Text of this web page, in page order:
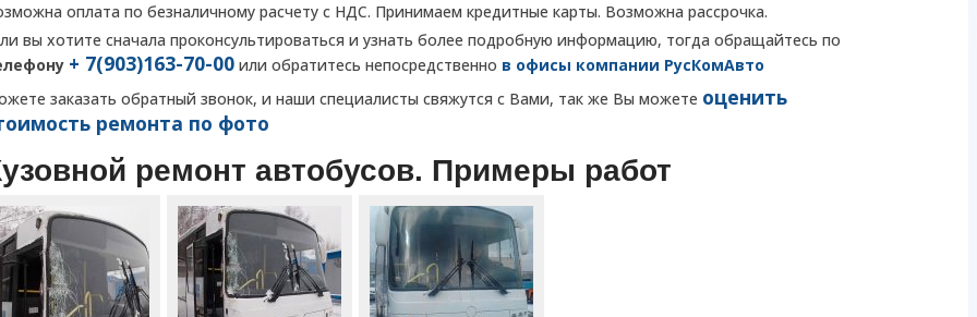
оплата по безналичному расчету с НДС. Принимаем кредитные карты. Возможна рассрочка.
вы хотите сначала проконсультироваться и узнать более подробную информацию, тогда обращайтесь по
+ 7(903)163-70-00 или обратитесь непосредственно в офисы компании РусКомАвто
заказать обратный звонок, и наши специалисты свяжутся с Вами, так же Вы можете оценить
ремонта по фото
ремонт автобусов. Примеры работ